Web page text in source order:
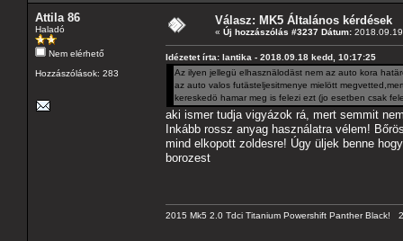
Attila 86
Haladó
Nem elérhető
Hozzászólások: 283
Válasz: MK5 Általános kérdések
« Új hozzászólás #3237 Dátum:
Idézetet írta: lantika - 2018.09.18 kedd, 10:17:25
Az ilyen jellegü elhasznälodäst nem az auto kora
az auto valos futästeljesitmenye mielött
kereskedö hamar meg is felezi ezt (jo esetben csak
aki ismer tudja vigyázok rá, mert semmit
Inkább rossz anyag használatra vélem!
mind elkopott zoldesre! Úgy üljek benne
borozest
2015 Mk5 2.0 Tdci Titanium Powershift Panther